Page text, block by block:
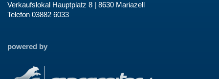
Verkaufslokal Hauptplatz 8 | 8630 Mariazell
Telefon 03882 6033
powered by